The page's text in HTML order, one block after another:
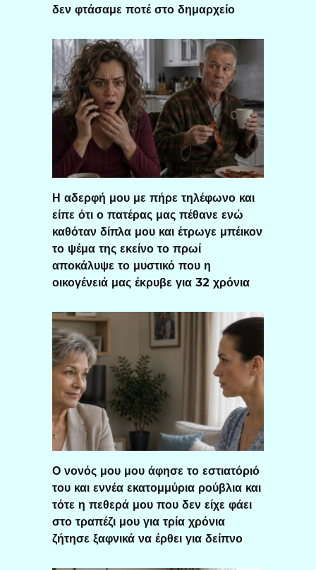
δεν φτάσαμε ποτέ στο δημαρχείο
Η αδερφή μου με πήρε τηλέφωνο και
είπε ότι ο πατέρας μας πέθανε ενώ
καθόταν δίπλα μου και έτρωγε μπέικον
το ψέμα της εκείνο το πρωί
αποκάλυψε το μυστικό που η
οικογένειά μας έκρυβε για 32 χρόνια
Ο νονός μου μου άφησε το εστιατόριό
του και εννέα εκατομμύρια ρούβλια και
τότε η πεθερά μου που δεν είχε φάει
στο τραπέζι μου για τρία χρόνια
ζήτησε ξαφνικά να έρθει για δείπνο